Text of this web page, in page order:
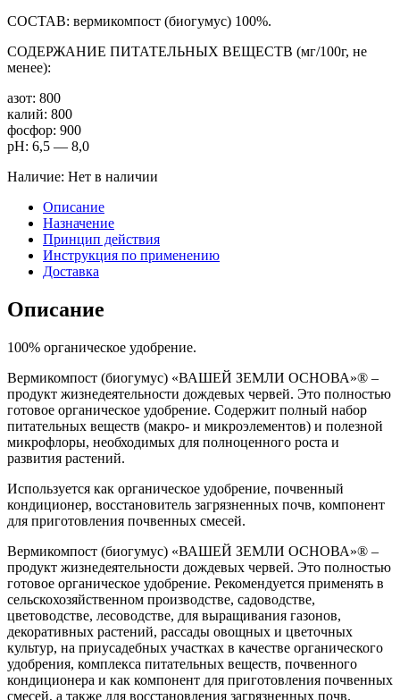
СОСТАВ: вермикомпост (биогумус) 100%.
СОДЕРЖАНИЕ ПИТАТЕЛЬНЫХ ВЕЩЕСТВ (мг/100г, не
менее):
азот: 800
калий: 800
фосфор: 900
pH: 6,5 — 8,0
Наличие: Нет в наличии
Описание
Назначение
Принцип действия
Инструкция по применению
Доставка
Описание
100% органическое удобрение.
Вермикомпост (биогумус) «ВАШЕЙ ЗЕМЛИ ОСНОВА»® –
продукт жизнедеятельности дождевых червей. Это полностью
готовое органическое удобрение. Содержит полный набор
питательных веществ (макро- и микроэлементов) и полезной
микрофлоры, необходимых для полноценного роста и
развития растений.
Используется как органическое удобрение, почвенный
кондиционер, восстановитель загрязненных почв, компонент
для приготовления почвенных смесей.
Вермикомпост (биогумус) «ВАШЕЙ ЗЕМЛИ ОСНОВА»® –
продукт жизнедеятельности дождевых червей. Это полностью
готовое органическое удобрение. Рекомендуется применять в
сельскохозяйственном производстве, садоводстве,
цветоводстве, лесоводстве, для выращивания газонов,
декоративных растений, рассады овощных и цветочных
культур, на приусадебных участках в качестве органического
удобрения, комплекса питательных веществ, почвенного
кондиционера и как компонент для приготовления почвенных
смесей, а также для восстановления загрязненных почв.